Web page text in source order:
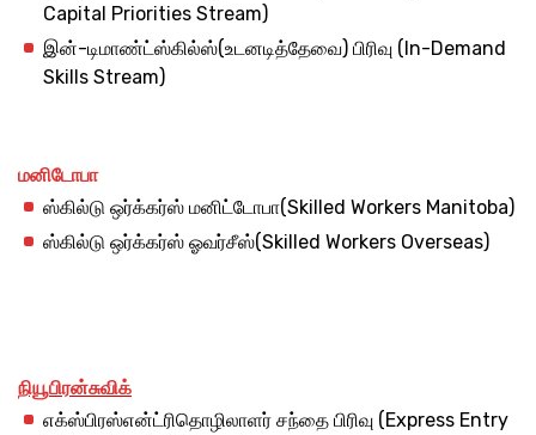
Capital Priorities Stream)
இன்-டிமாண்ட்ஸ்கில்ஸ்(உடனடித்தேவை) பிரிவு (In-Demand
Skills Stream)
மனிடோபா
ஸ்கில்டு ஒர்க்கர்ஸ் மனிட்டோபா(Skilled Workers Manitoba)
ஸ்கில்டு ஒர்க்கர்ஸ் ஓவர்சீஸ்(Skilled Workers Overseas)
நியூபிரன்சுவிக்
எக்ஸ்பிரஸ்என்ட்ரிதொழிலாளர் சந்தை பிரிவு (Express Entry